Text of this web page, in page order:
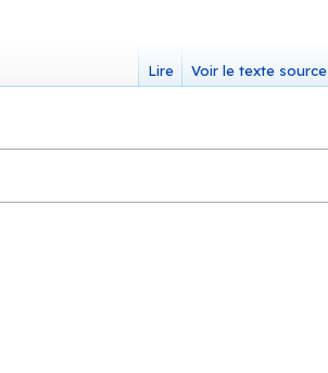
Lire Voir le texte source